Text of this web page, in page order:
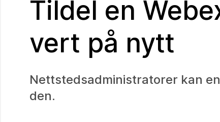
Tildel en
vert på nytt
Nettstedsadministratorer kan
den.